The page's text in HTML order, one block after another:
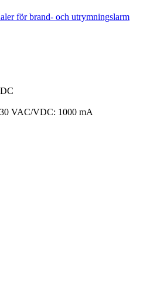
för brand- och utrymningslarm
VAC/VDC: 1000 mA